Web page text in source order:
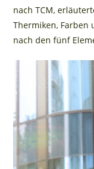
nach TCM,
Thermiken, Farben
nach den fünf